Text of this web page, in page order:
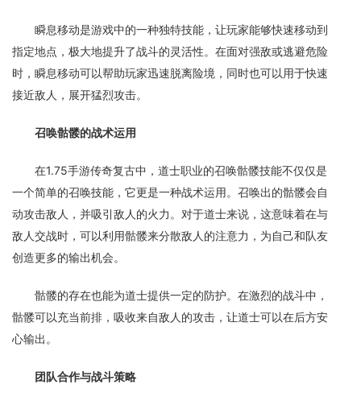
瞬息移动是游戏中的一种独特技能，让玩家能够快速移动到
指定地点，极大地提升了战斗的灵活性。在面对强敌或逃避危险
时，瞬息移动可以帮助玩家迅速脱离险境，同时也可以用于快速
接近敌人，展开猛烈攻击。
召唤骷髅的战术运用
在1.75手游传奇复古中，道士职业的召唤骷髅技能不仅仅是
一个简单的召唤技能，它更是一种战术运用。召唤出的骷髅会自
动攻击敌人，并吸引敌人的火力。对于道士来说，这意味着在与
敌人交战时，可以利用骷髅来分散敌人的注意力，为自己和队友
创造更多的输出机会。
骷髅的存在也能为道士提供一定的防护。在激烈的战斗中，
骷髅可以充当前排，吸收来自敌人的攻击，让道士可以在后方安
心输出。
团队合作与战斗策略